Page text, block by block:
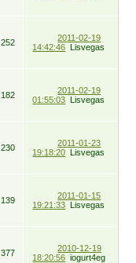
252
2011-02-19
14:42:46 Lisvegas
182
2011-02-19
01:55:03 Lisvegas
230
2011-01-23
19:18:20 Lisvegas
139
2011-01-15
19:21:33 Lisvegas
377
2010-12-19
18:20:56 iogurt4eg